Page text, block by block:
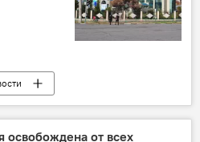
освобождена от всех